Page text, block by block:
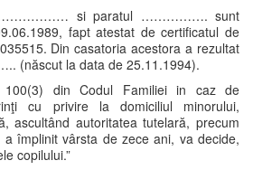
……………… si paratul ……………. sunt
fapt atestat de certificatul de
Din casatoria acestora a rezultat
la data de 25.11.1994).
din Codul Familiei in caz de
cu privire la domiciliul minorului,
ascultând autoritatea tutelară, precum
împlinit vârsta de zece ani, va decide,
copilului.”